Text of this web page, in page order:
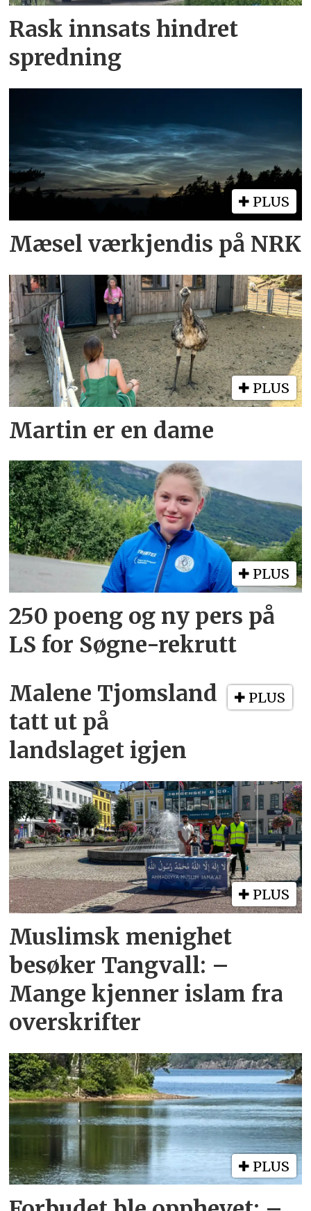
Rask innsats hindret
spredning
PLUS
Mæsel værkjendis på NRK
PLUS
Martin er en dame
PLUS
250 poeng og ny pers på
LS for Søgne-rekrutt
PLUS
Malene Tjomsland
tatt ut på
landslaget igjen
PLUS
Muslimsk menighet
besøker Tangvall: –
Mange kjenner islam fra
overskrifter
PLUS